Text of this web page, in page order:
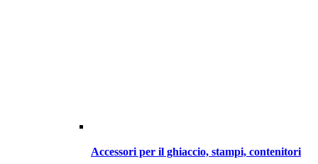
Accessori per il ghiaccio, stampi, contenitori